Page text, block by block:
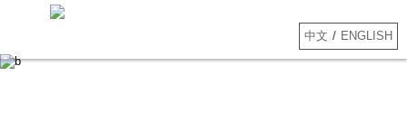
中文 / ENGLISH